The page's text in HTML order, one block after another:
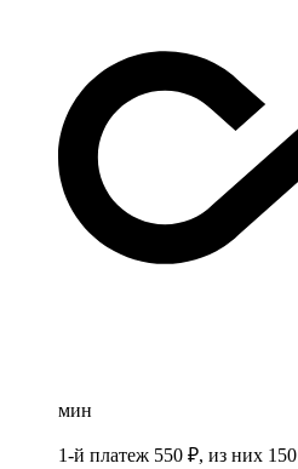
мин
1-й платеж 550 ₽, из них